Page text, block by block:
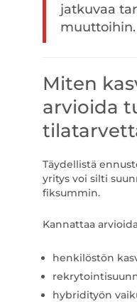
jatkuvaa
muuttoihin.
Miten
arvioida
Täydellistä
yritys voi silti
fiksummin.
Kannattaa
henkilöstön
hybridityön